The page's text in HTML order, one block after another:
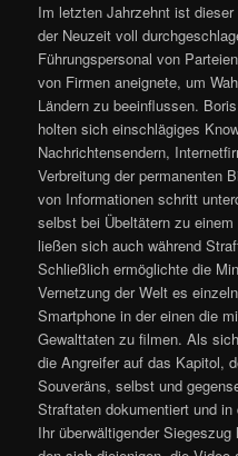
Im letzten Jahrzehnt ist
der Neuzeit voll
Führungspersonal von
von Firmen aneignete, um
Ländern zu beeinflussen.
holten sich einschlägiges
Nachrichtensendern,
Verbreitung der permanenten
von Informationen schritt
selbst bei Übeltätern zu
ließen sich auch während
Schließlich ermöglichte die
Vernetzung der Welt es
Smartphone in der einen die
Gewalttaten zu filmen. Als
die Angreifer auf das Kapitol,
Souveräns, selbst und
Straftaten dokumentiert und
Ihr überwältigender